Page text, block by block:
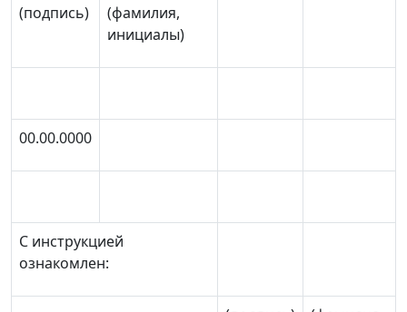
(подпись)
(фамилия,
инициалы)
00.00.0000
С инструкцией
ознакомлен: